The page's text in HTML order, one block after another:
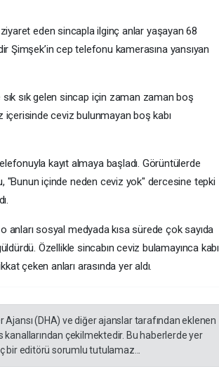
eden sincapla ilginç anlar yaşayan 68
Şimşek’in cep telefonu kamerasına yansıyan
sık gelen sincap için zaman zaman boş
içerisinde ceviz bulunmayan boş kabı
kayıt almaya başladı. Görüntülerde
"Bunun içinde neden ceviz yok" dercesine tepki
anları sosyal medyada kısa sürede çok sayıda
Özellikle sincabın ceviz bulamayınca kabı
çeken anları arasında yer aldı.
(DHA) ve diğer ajanslar tarafından eklenen
çekilmektedir. Bu haberlerde yer
editörü sorumlu tutulamaz...